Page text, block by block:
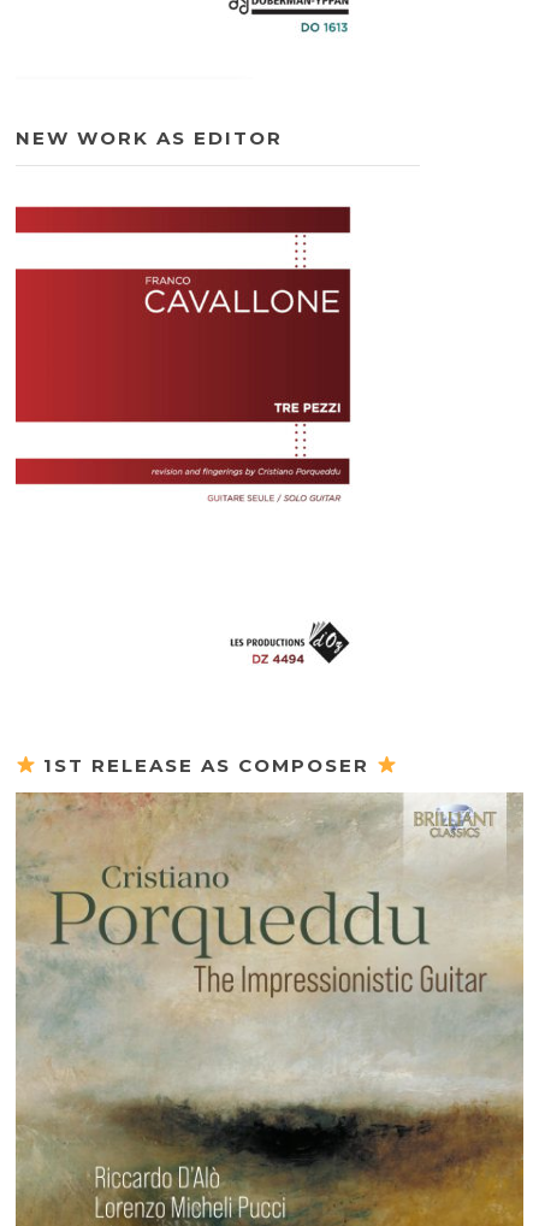
NEW WORK AS EDITOR
1ST RELEASE AS COMPOSER